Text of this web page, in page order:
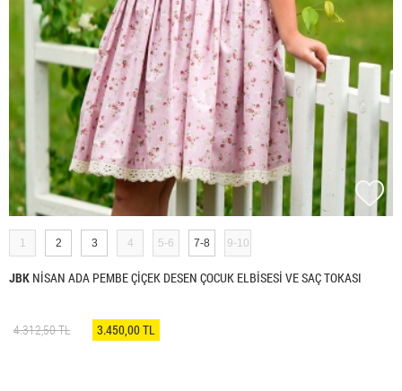
1 2 3 4 5-6 7-8 9-10
JBK NİSAN ADA PEMBE ÇİÇEK DESEN ÇOCUK ELBİSESİ VE SAÇ TOKASI
4.312,50 TL 3.450,00 TL